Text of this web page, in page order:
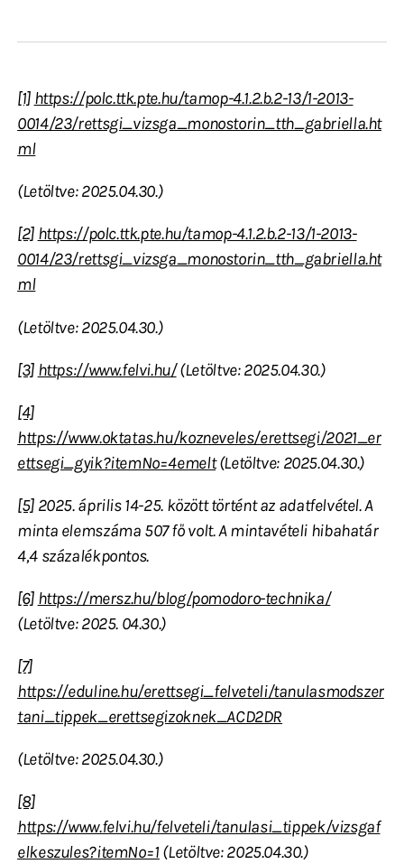
[1] https://polc.ttk.pte.hu/tamop-4.1.2.b.2-13/1-2013-
0014/23/rettsgi_vizsga_monostorin_tth_gabriella.ht
ml
(Letöltve: 2025.04.30.)
[2] https://polc.ttk.pte.hu/tamop-4.1.2.b.2-13/1-2013-
0014/23/rettsgi_vizsga_monostorin_tth_gabriella.ht
ml
(Letöltve: 2025.04.30.)
[3] https://www.felvi.hu/(Letöltve: 2025.04.30.)
[4]
https://www.oktatas.hu/kozneveles/erettsegi/2021_er
ettsegi_gyik?itemNo=4emelt(Letöltve: 2025.04.30.)
[5]2025. április 14-25. között történt az adatfelvétel. A
minta elemszáma 507 fő volt. A mintavételi hibahatár
4,4 százalékpontos.
[6] https://mersz.hu/blog/pomodoro-technika/
(Letöltve: 2025. 04.30.)
[7]
https://eduline.hu/erettsegi_felveteli/tanulasmodszer
tani_tippek_erettsegizoknek_ACD2DR
(Letöltve: 2025.04.30.)
[8]
https://www.felvi.hu/felveteli/tanulasi_tippek/vizsgaf
elkeszules?itemNo=1 (Letöltve: 2025.04.30.)